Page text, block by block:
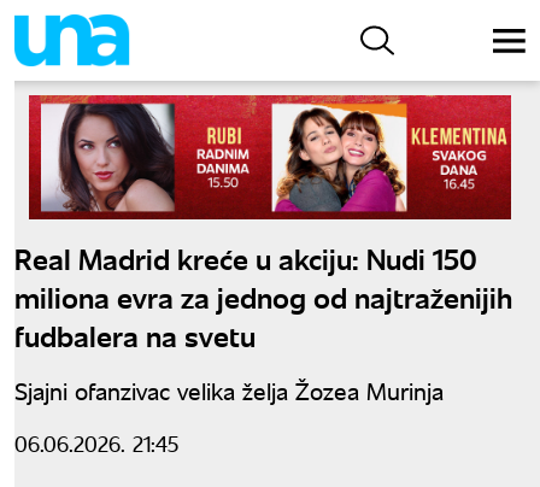
Real Madrid kreće u akciju: Nudi 150
miliona evra za jednog od najtraženijih
fudbalera na svetu
Sjajni ofanzivac velika želja Žozea Murinja
06.06.2026. 21:45